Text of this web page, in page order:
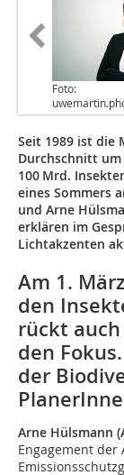
Foto:
Seit 1989 ist die
Durchschnitt um
100 Mrd.
eines Sommers
und Arne
erklären im
Lichtakzenten
Am 1.
den
rückt
den
der
Arne Hülsmann
Engagement